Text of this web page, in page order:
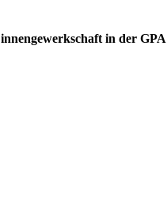
in der GPA